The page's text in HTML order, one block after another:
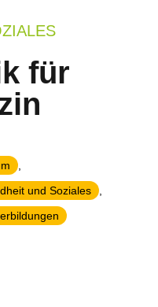
für
und Soziales